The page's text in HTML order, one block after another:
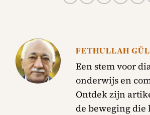
FETHULLAH
Een stem voor
onderwijs en
Ontdek zijn
de beweging die